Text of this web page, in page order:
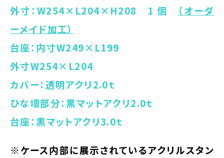
外寸：W254×L204×H208 1 個
（オーダ
ーメイド加工）
台座：内寸W249×L199
外寸W254×L204
カバー：透明アクリ2.0ｔ
ひな壇部分：黒マットアクリ2.0ｔ
台座：黒マットアクリ3.0ｔ
※ケース内部に展示されているアクリルスタン